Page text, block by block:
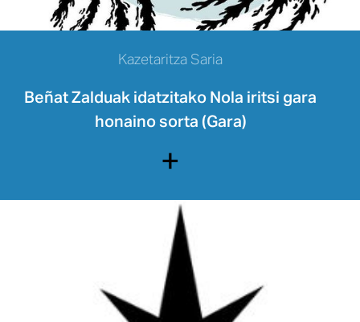
Kazetaritza Saria
Beñat Zalduak idatzitako Nola iritsi gara
honaino sorta (Gara)
+